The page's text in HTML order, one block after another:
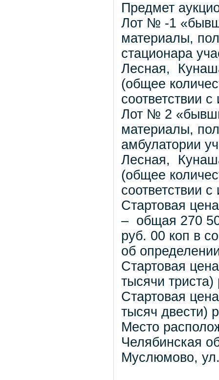
Предмет
Лот № -1
материалы,
стационара
Лесная,
(общее
соответствии
Лот № 2
материалы,
амбулатории
Лесная,
(общее
соответствии
Стартовая
– общая 270
руб. 00 коп в
об
Стартовая
тысячи
Стартовая
тысяч двести)
Место
Челябинская
Муслюмово,